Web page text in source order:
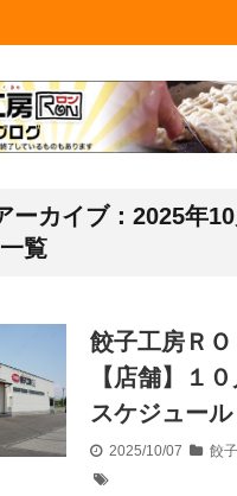
ーカイブ：2025年10
覧
餃子工房ＲＯ
【店舗】１
スケジュール
2025/10/07 餃